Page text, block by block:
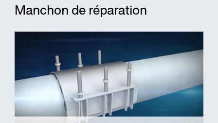
Manchon de réparation